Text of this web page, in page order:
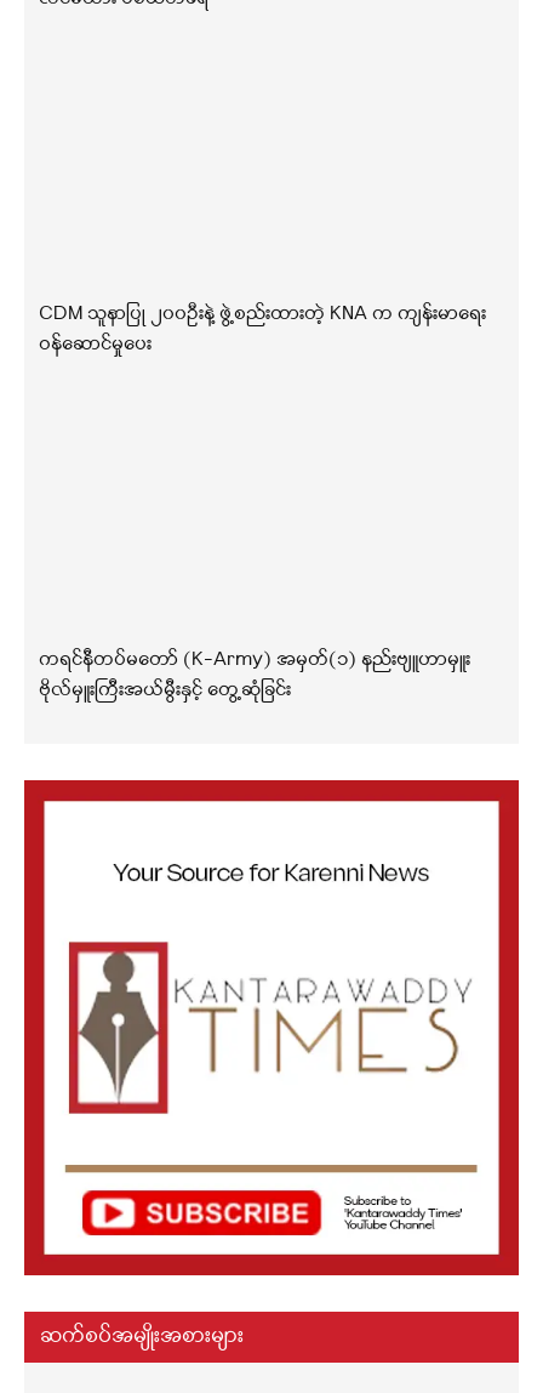
CDM သူနာပြု ၂၀၀ဦးနဲ့ ဖွဲ့စည်းထားတဲ့ KNA က ကျန်းမာရေး
ဝန်ဆောင်မှုပေး
ကရင်နီတပ်မတော် (K-Army) အမှတ်(၁) နည်းဗျူဟာမှူး
ဗိုလ်မှူးကြီးအယ်မွီးနှင့် တွေ့ဆုံခြင်း
ဆက်စပ်အမျိုးအစားများ